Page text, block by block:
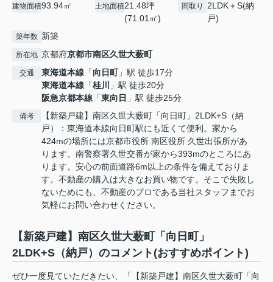
建物面積93.94㎡ 土地面積21.48坪
(71.01㎡)
間取り
2LDK＋S(納
戸)
築年数 新築
所在地 京都府京都市南区久世大薮町
交通 東海道本線 「向日町」駅 徒歩17分
東海道本線 「桂川
」駅 徒歩20分
阪急京都本線 「東向日 」駅 徒歩25分
備考
【新築戸建】南区久世大薮町「向日町」2LDK+S（納
戸）：東海道本線向日町駅にも近くて便利。家から
424mの場所には京都市役所 南区役所 久世出張所があ
ります。南警察署久世交番が家から393mのところにあ
ります。安心の前面道路6m以上の条件を備えておりま
す。不動産の購入は大きなお買い物です。そこで失敗し
ないためにも、不動産のプロである当社スタッフまでお
気軽にお問い合わせください。
【新築戸建】南区久世大薮町「向日町」
2LDK+S（納戸）のコメント(おすすめポイント)
ぜひ一度見ていただきたい、「【新築戸建】南区久世大薮町「向